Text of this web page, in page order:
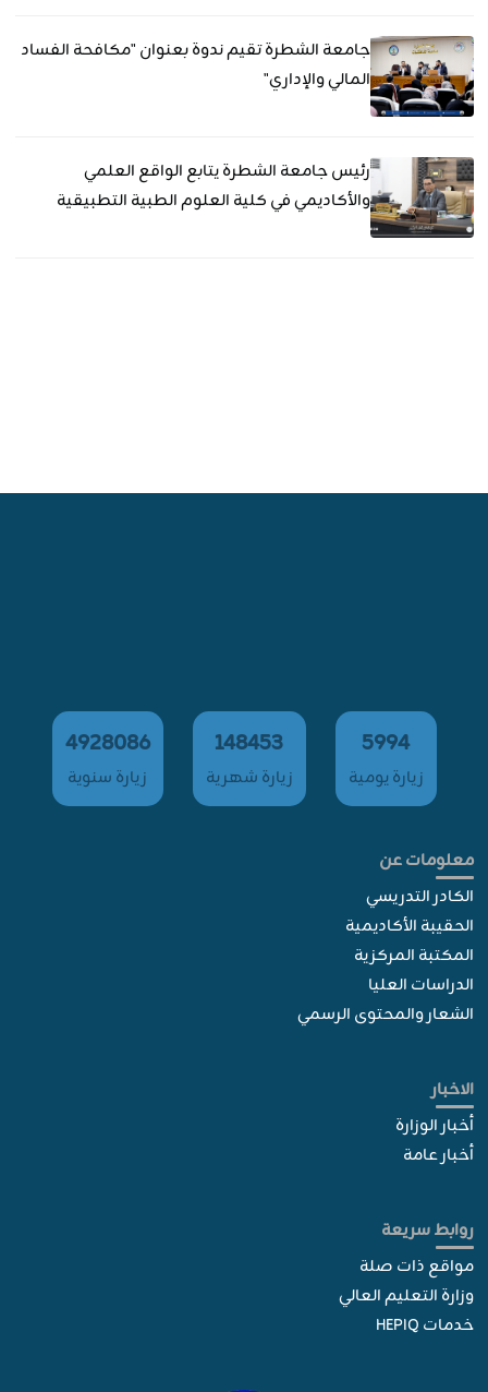
جامعة الشطرة تقيم ندوة بعنوان "مكافحة الفساد
المالي والإداري"
رئيس جامعة الشطرة يتابع الواقع العلمي
والأكاديمي في كلية العلوم الطبية التطبيقية
5994
زيارة يومية
148453
زيارة شهرية
4928086
زيارة سنوية
معلومات عن
الكادر التدريسي
الحقيبة الأكاديمية
المكتبة المركزية
الدراسات العليا
الشعار والمحتوى الرسمي
الاخبار
أخبار الوزارة
أخبار عامة
روابط سريعة
مواقع ذات صلة
وزارة التعليم العالي
خدمات HEPIQ